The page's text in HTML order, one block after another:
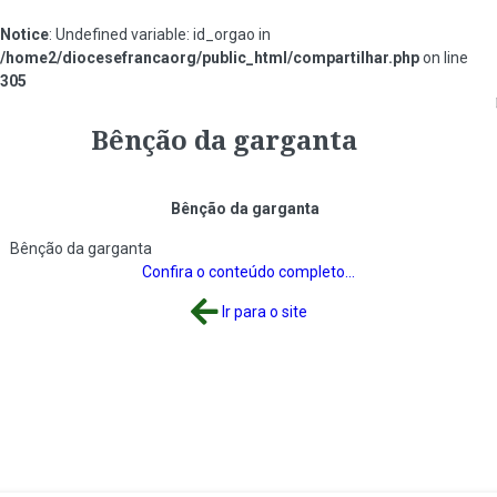
Notice: Undefined variable: id_orgao in
/home2/diocesefrancaorg/public_html/compartilhar.phpon line
305
Bênção da garganta
Bênção da garganta
Bênção da garganta
Confira o conteúdo completo...
Ir para o site